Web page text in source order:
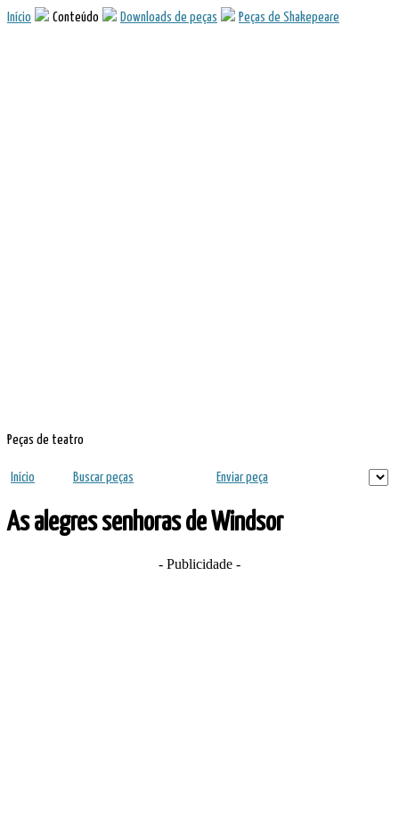
Início Conteúdo Downloads de peças Peças de Shakepeare
Peças de teatro
Início Buscar peças Enviar peça
As alegres senhoras de Windsor
- Publicidade -